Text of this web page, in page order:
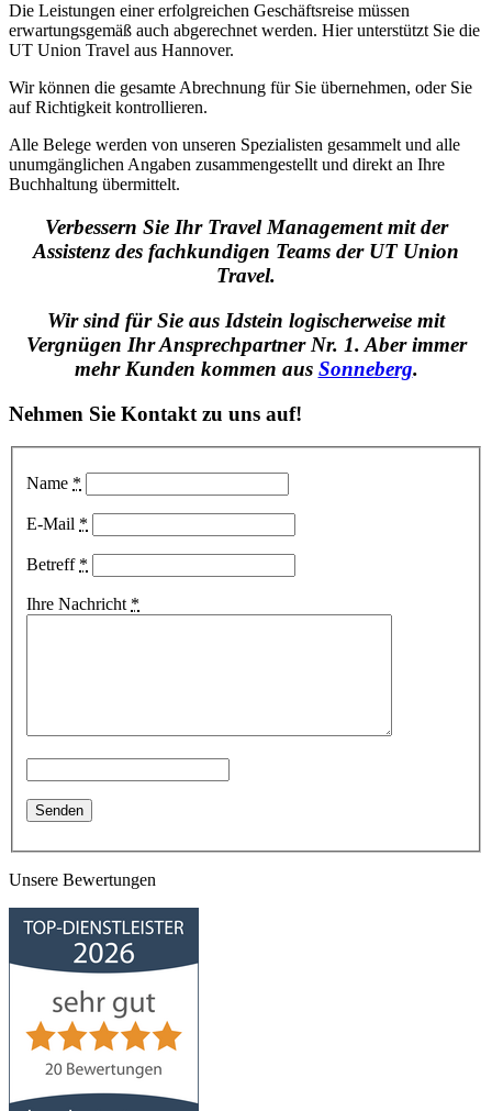
Die Leistungen einer erfolgreichen Geschäftsreise müssen
erwartungsgemäß auch abgerechnet werden. Hier unterstützt Sie die
UT Union Travel aus Hannover.
Wir können die gesamte Abrechnung für Sie übernehmen, oder Sie
auf Richtigkeit kontrollieren.
Alle Belege werden von unseren Spezialisten gesammelt und alle
unumgänglichen Angaben zusammengestellt und direkt an Ihre
Buchhaltung übermittelt.
Verbessern Sie Ihr Travel Management mit der
Assistenz des fachkundigen Teams der UT Union
Travel.
Wir sind für Sie aus Idstein logischerweise mit
Vergnügen Ihr Ansprechpartner Nr. 1. Aber immer
mehr Kunden kommen aus Sonneberg.
Nehmen Sie Kontakt zu uns auf!
Name *
E-Mail *
Betreff *
Ihre Nachricht *
Unsere Bewertungen